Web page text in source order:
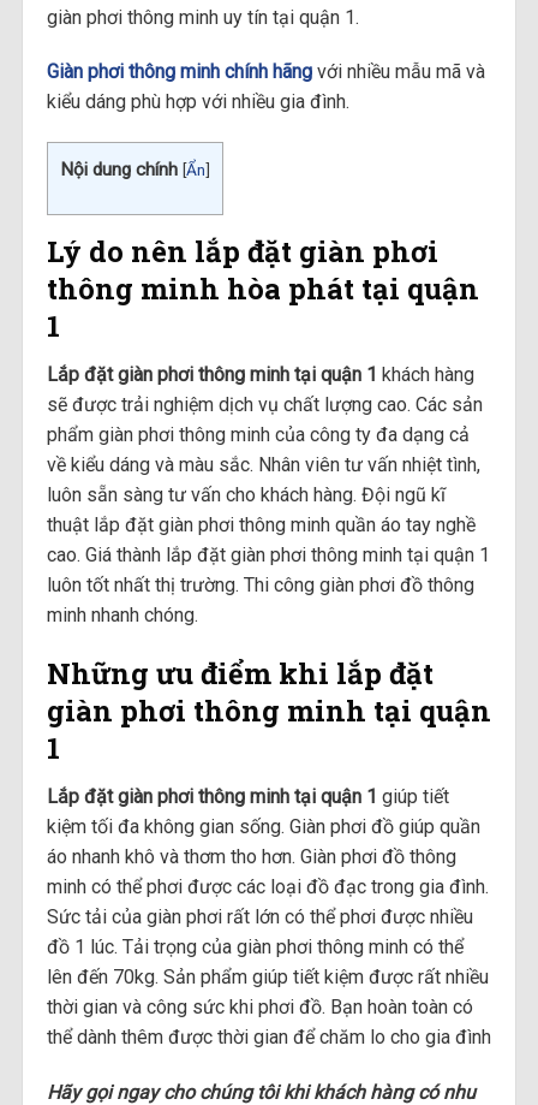
giàn phơi thông minh uy tín tại quận 1.
Giàn phơi thông minh chính hãng với nhiều mẫu mã và
kiểu dáng phù hợp với nhiều gia đình.
Nội dung chính [Ẩn]
Lý do nên lắp đặt giàn phơi
thông minh hòa phát tại quận
1
Lắp đặt giàn phơi thông minh tại quận 1 khách hàng
sẽ được trải nghiệm dịch vụ chất lượng cao. Các sản
phẩm giàn phơi thông minh của công ty đa dạng cả
về kiểu dáng và màu sắc. Nhân viên tư vấn nhiệt tình,
luôn sẵn sàng tư vấn cho khách hàng. Đội ngũ kĩ
thuật lắp đặt giàn phơi thông minh quần áo tay nghề
cao. Giá thành lắp đặt giàn phơi thông minh tại quận 1
luôn tốt nhất thị trường. Thi công giàn phơi đồ thông
minh nhanh chóng.
Những ưu điểm khi lắp đặt
giàn phơi thông minh tại quận
1
Lắp đặt giàn phơi thông minh tại quận 1 giúp tiết
kiệm tối đa không gian sống. Giàn phơi đồ giúp quần
áo nhanh khô và thơm tho hơn. Giàn phơi đồ thông
minh có thể phơi được các loại đồ đạc trong gia đình.
Sức tải của giàn phơi rất lớn có thể phơi được nhiều
đồ 1 lúc. Tải trọng của giàn phơi thông minh có thể
lên đến 70kg. Sản phẩm giúp tiết kiệm được rất nhiều
thời gian và công sức khi phơi đồ. Bạn hoàn toàn có
thể dành thêm được thời gian để chăm lo cho gia đình
Hãy gọi ngay cho chúng tôi khi khách hàng có nhu